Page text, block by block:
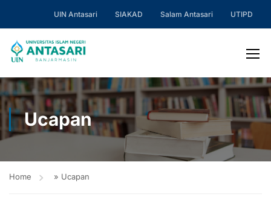
UIN Antasari SIAKAD Salam Antasari UTIPD
Ucapan
Home » Ucapan